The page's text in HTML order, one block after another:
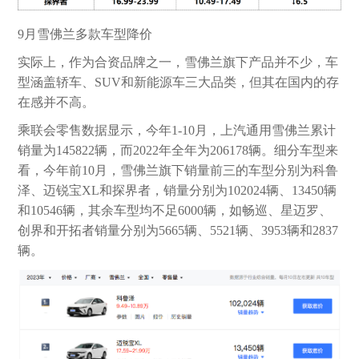
9月雪佛兰多款车型降价
实际上，作为合资品牌之一，雪佛兰旗下产品并不少，车
型涵盖轿车、SUV和新能源车三大品类，但其在国内的存
在感并不高。
乘联会零售数据显示，今年1-10月，上汽通用雪佛兰累计
销量为145822辆，而2022年全年为206178辆。细分车型来
看，今年前10月，雪佛兰旗下销量前三的车型分别为科鲁
泽、迈锐宝XL和探界者，销量分别为102024辆、13450辆
和10546辆，其余车型均不足6000辆，如畅巡、星迈罗、
创界和开拓者销量分别为5665辆、5521辆、3953辆和2837
辆。